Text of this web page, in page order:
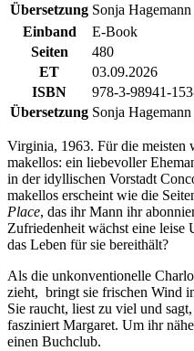
Übersetzung Sonja Hagemann
Einband
E-Book
Seiten
480
ET
03.09.2026
ISBN
978-3-98941-
Übersetzung Sonja Hagemann
Virginia, 1963. Für die meisten
makellos: ein liebevoller
in der idyllischen Vorstadt
makellos erscheint wie die
Place, das ihr Mann ihr
Zufriedenheit wächst eine
das Leben für sie bereithält?
Als die unkonventionelle
zieht, bringt sie frischen Wind
Sie raucht, liest zu viel und
fasziniert Margaret. Um ihr
einen Buchclub.